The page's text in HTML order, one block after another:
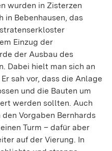
wurden in Zisterzen
in Bebenhausen, das
Einzug der
der Ausbau des
Dabei hielt man sich an
sah vor, dass die Anlage
und die Bauten um
werden sollten. Auch
Vorgaben Bernhards
Turm – dafür aber
auf der Vierung. In